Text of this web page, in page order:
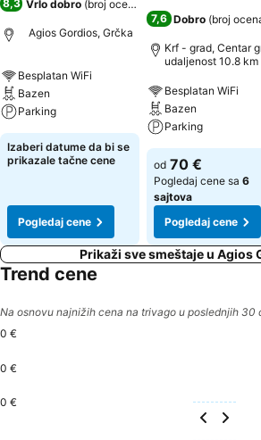
8,3 Vrlo dobro (broj ocena: 1.269
Agios Gordios, Grčka
Besplatan WiFi
Bazen
Parking
Izaberi datume da bi se
prikazale tačne cene
Pogledaj cene
7,6 Dobro (broj
Krf - grad, Centar
udaljenost 10.8 km
Besplatan WiFi
Bazen
Parking
od 70 €
Pogledaj cene sa 6
sajtova
Pogledaj cene
Prikaži sve smeštaje u Agios
Trend cene
Na osnovu najnižih cena na trivago u poslednjih 30
0 €
0 €
0 €